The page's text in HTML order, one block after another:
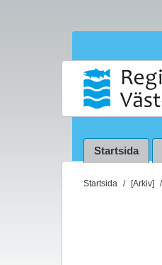
Startsida
D
Startsida [Arkiv]